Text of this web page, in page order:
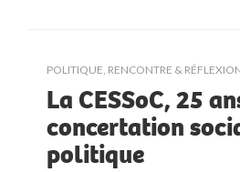
POLITIQUE RENCONTRE &
La CESSoC, 25
concertation
politique